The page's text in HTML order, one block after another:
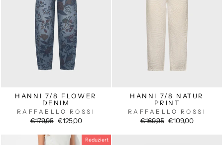
HANNI 7/8 FLOWER
DENIM
RAFFAELLO ROSSI
Normaler
€179,95 Sonderpreis
€125,00
HANNI 7/8 NATUR
PRINT
RAFFAELLO ROSSI
Normaler
€169,95 Sonderpreis
€109,00
Reduziert